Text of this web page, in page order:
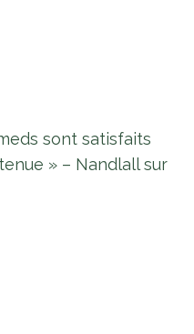
sont satisfaits
» – Nandlall sur